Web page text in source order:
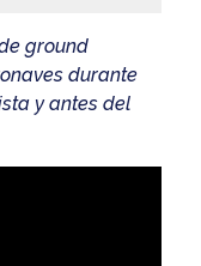
ground
durante
y antes del